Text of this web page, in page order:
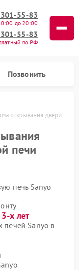
55-83
до 20:00
55-83
по РФ
Позвонить
открывания двери
печи
печь Sanyo
х лет
Sanyo в